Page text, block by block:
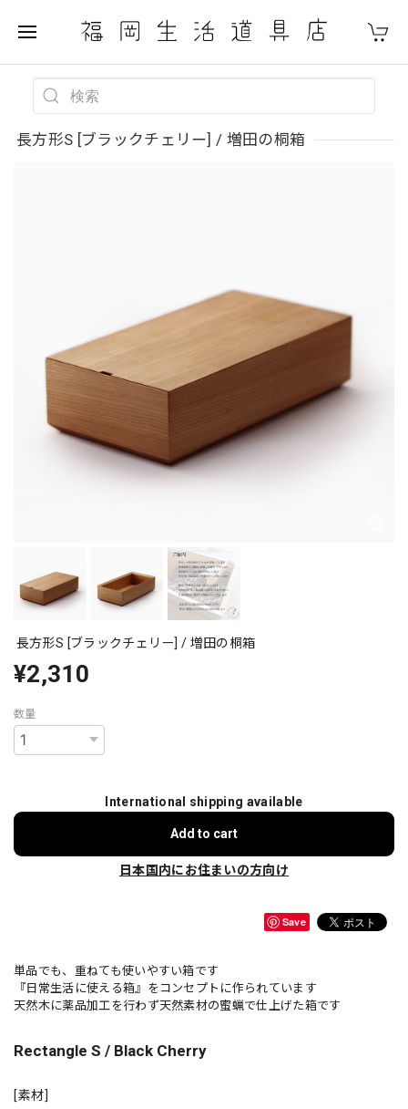
長方形S [ブラックチェリー] / 増田の桐箱
長方形S [ブラックチェリー] / 増田の桐箱
¥2,310
数量
International shipping available
Add to cart
日本国内にお住まいの方向け
Save
単品でも、重ねても使いやすい箱です
『日常生活に使える箱』をコンセプトに作られています
天然木に薬品加工を行わず天然素材の蜜蝋で仕上げた箱です
Rectangle S / Black Cherry
[素材]